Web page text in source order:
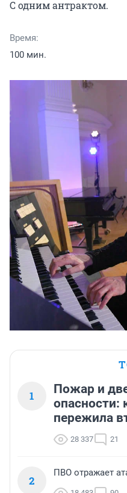
С одним антрактом.
Время:
100 мин.
1
Пожар и
опасности:
пережила
28 337 21
2
ПВО отражает